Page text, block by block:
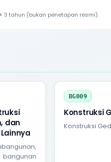
tahun (bukan penetapan resmi).
dan
BG009
Konstruksi
Konstruksi